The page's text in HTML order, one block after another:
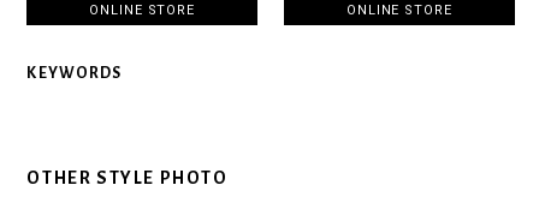
ONLINE STORE ONLINE STORE
KEYWORDS
OTHER STYLE PHOTO